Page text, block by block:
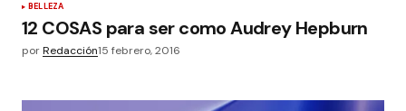
BELLEZA
12 COSAS para ser como Audrey Hepburn
porRedacción15 febrero, 2016